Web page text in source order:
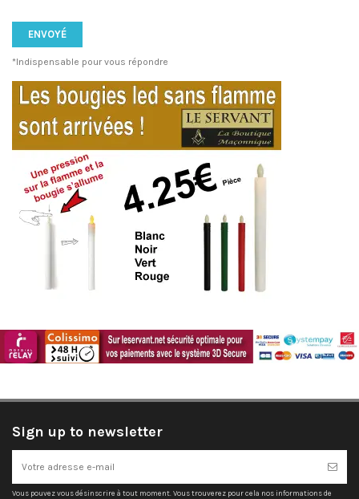
*Indispensable pour vous répondre
Sign up to newsletter
Vous pouvez vous désinscrire à tout moment. Vous trouverez pour cela nos informations de